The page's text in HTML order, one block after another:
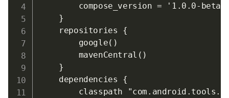
compose_version = '1.0.0-
    }
    repositories {
        google()
        mavenCentral()
    }
    dependencies {
classpath